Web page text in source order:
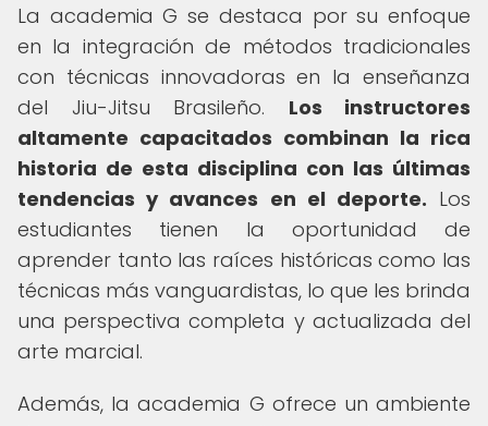
La academia G se destaca por su enfoque
en la integración de métodos tradicionales
con técnicas innovadoras en la enseñanza
del Jiu-Jitsu Brasileño. Los instructores
altamente capacitados combinan la rica
historia de esta disciplina con las últimas
tendencias y avances en el deporte. Los
estudiantes tienen la oportunidad de
aprender tanto las raíces históricas como las
técnicas más vanguardistas, lo que les brinda
una perspectiva completa y actualizada del
arte marcial.
Además, la academia G ofrece un ambiente